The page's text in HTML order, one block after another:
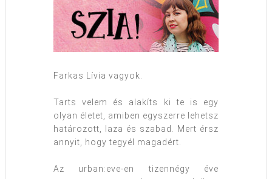
Farkas Lívia vagyok.
Tarts velem és alakíts ki te is egy
olyan életet, amiben egyszerre lehetsz
határozott, laza és szabad. Mert érsz
annyit, hogy tegyél magadért.
Az urban:eve-en tizennégy éve